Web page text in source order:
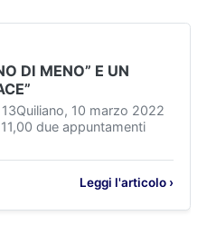
DI MENO” E UN
10 marzo 2022
due appuntamenti
Leggi l'articolo ›